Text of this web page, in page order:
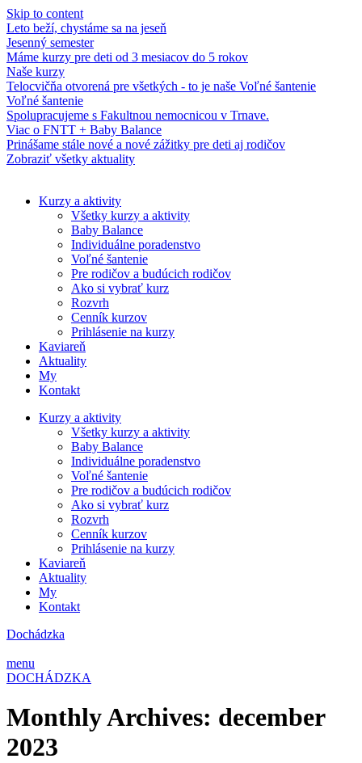
Skip to content
Leto beží, chystáme sa na jeseň
Jesenný semester
Máme kurzy pre deti od 3 mesiacov do 5 rokov
Naše kurzy
Telocvičňa otvorená pre všetkých - to je naše Voľné šantenie
Voľné šantenie
Spolupracujeme s Fakultnou nemocnicou v Trnave.
Viac o FNTT + Baby Balance
Prinášame stále nové a nové zážitky pre deti aj rodičov
Zobraziť všetky aktuality
Kurzy a aktivity
Všetky kurzy a aktivity
Baby Balance
Individuálne poradenstvo
Voľné šantenie
Pre rodičov a budúcich rodičov
Ako si vybrať kurz
Rozvrh
Cenník kurzov
Prihlásenie na kurzy
Kaviareň
Aktuality
My
Kontakt
Kurzy a aktivity
Všetky kurzy a aktivity
Baby Balance
Individuálne poradenstvo
Voľné šantenie
Pre rodičov a budúcich rodičov
Ako si vybrať kurz
Rozvrh
Cenník kurzov
Prihlásenie na kurzy
Kaviareň
Aktuality
My
Kontakt
Dochádzka
menu
DOCHÁDZKA
Monthly Archives: december
2023